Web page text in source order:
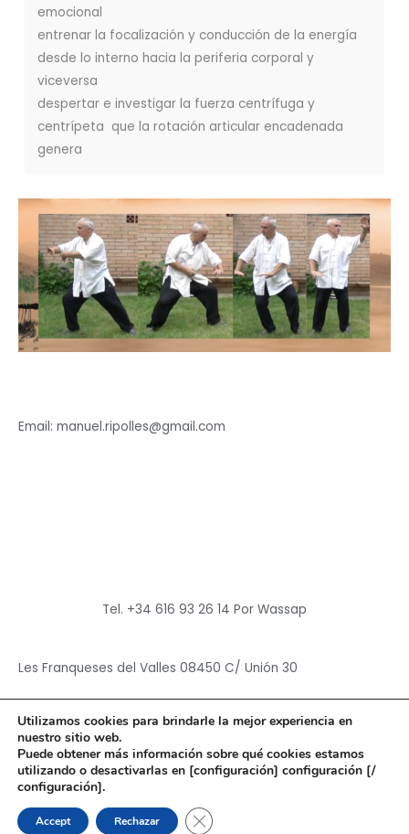
emocional
entrenar la focalización y conducción de la energía
desde lo interno hacia la periferia corporal y
viceversa
despertar e investigar la fuerza centrífuga y
centrípeta que la rotación articular encadenada
genera
Email: manuel.ripolles@gmail.com
Tel. +34 616 93 26 14 Por Wassap
Les Franqueses del Valles 08450 C/ Unión 30
Copyright © 2026Hun Yuan Chen
Powered byHun Yuan Chen
Utilizamos cookies para brindarle la mejor experiencia en
nuestro sitio web.
Puede obtener más información sobre qué cookies estamos
utilizando o desactivarlas en [configuración] configuración [/
configuración].
Accept Rechazar CERRAR EL BANNER DE